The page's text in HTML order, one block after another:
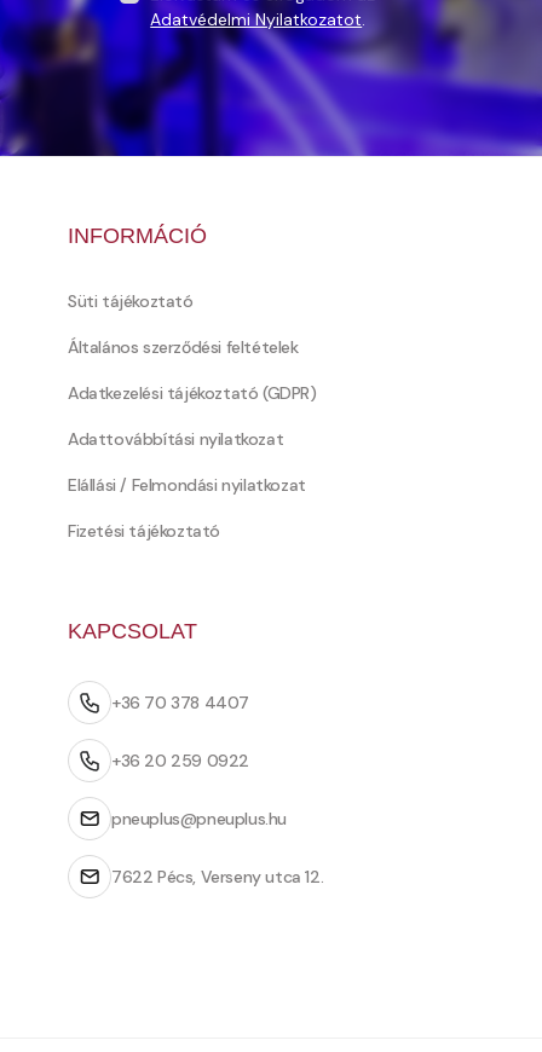
Adatvédelmi Nyilatkozatot.
INFORMÁCIÓ
Süti tájékoztató
Általános szerződési feltételek
Adatkezelési tájékoztató (GDPR)
Adattovábbítási nyilatkozat
Elállási / Felmondási nyilatkozat
Fizetési tájékoztató
KAPCSOLAT
+36 70 378 4407
+36 20 259 0922
pneuplus@pneuplus.hu
7622 Pécs, Verseny utca 12.